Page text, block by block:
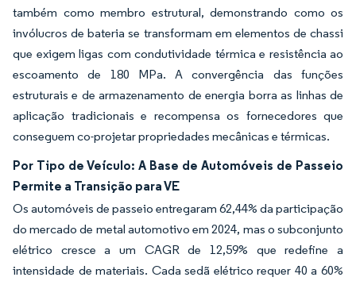
também como membro estrutural, demonstrando como os
invólucros de bateria se transformam em elementos de chassi
que exigem ligas com condutividade térmica e resistência ao
escoamento de 180 MPa. A convergência das funções
estruturais e de armazenamento de energia borra as linhas de
aplicação tradicionais e recompensa os fornecedores que
conseguem co-projetar propriedades mecânicas e térmicas.
Por Tipo de Veículo: A Base de Automóveis de Passeio
Permite a Transição para VE
Os automóveis de passeio entregaram 62,44% da participação
do mercado de metal automotivo em 2024, mas o subconjunto
elétrico cresce a um CAGR de 12,59% que redefine a
intensidade de materiais. Cada sedã elétrico requer 40 a 60%